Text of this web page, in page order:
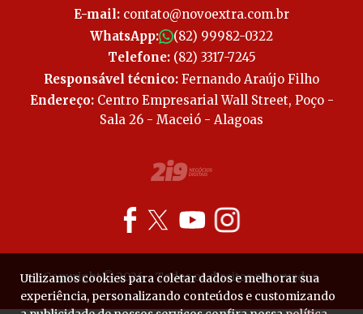
E-mail: contato@novoextra.com.br
WhatsApp:
(82) 99982-0322
Telefone:(82) 3317-7245
Responsável técnico: Fernando Araújo Filho
Endereço:Centro Empresarial Wall Street, Poço -
Sala 26 - Maceió - Alagoas
Copyright © 2026 - Todos os direitos reservados.
Utilizamos cookies para coletar dados e melhorar sua
experiência, personalizando conteúdos e customizando